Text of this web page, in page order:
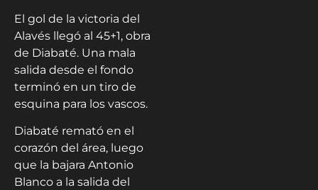
El gol de la victoria del
Alavés llegó al 45+1, obra
de Diabaté. Una mala
salida desde el fondo
terminó en un tiro de
esquina para los vascos.
Diabaté remató en el
corazón del área, luego
que la bajara Antonio
Blanco a la salida del